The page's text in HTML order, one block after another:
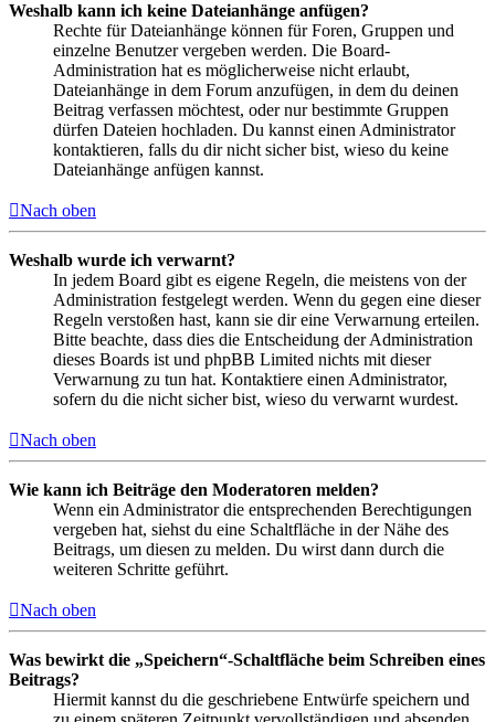
Weshalb kann ich keine Dateianhänge anfügen?
Rechte für Dateianhänge können für Foren, Gruppen und
einzelne Benutzer vergeben werden. Die Board-
Administration hat es möglicherweise nicht erlaubt,
Dateianhänge in dem Forum anzufügen, in dem du deinen
Beitrag verfassen möchtest, oder nur bestimmte Gruppen
dürfen Dateien hochladen. Du kannst einen Administrator
kontaktieren, falls du dir nicht sicher bist, wieso du keine
Dateianhänge anfügen kannst.
Nach oben
Weshalb wurde ich verwarnt?
In jedem Board gibt es eigene Regeln, die meistens von der
Administration festgelegt werden. Wenn du gegen eine dieser
Regeln verstoßen hast, kann sie dir eine Verwarnung erteilen.
Bitte beachte, dass dies die Entscheidung der Administration
dieses Boards ist und phpBB Limited nichts mit dieser
Verwarnung zu tun hat. Kontaktiere einen Administrator,
sofern du die nicht sicher bist, wieso du verwarnt wurdest.
Nach oben
Wie kann ich Beiträge den Moderatoren melden?
Wenn ein Administrator die entsprechenden Berechtigungen
vergeben hat, siehst du eine Schaltfläche in der Nähe des
Beitrags, um diesen zu melden. Du wirst dann durch die
weiteren Schritte geführt.
Nach oben
Was bewirkt die „Speichern“-Schaltfläche beim Schreiben eines
Beitrags?
Hiermit kannst du die geschriebene Entwürfe speichern und